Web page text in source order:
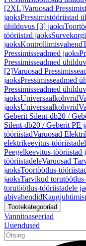
[2XL]Varuosad
jaoksPressimistööriistad
ühilduvus [3] jaoks
tööriistad jaoks
jaoksKontrollimisvahend
Pressimisseadmed jaoks
Pressimisseadmed
[2]Varuosad
jaoksPressimisseadmed
Pressimisseadmed
jaoksUniversaalkohvrid
jaoksUniversaalkohvrid
Geberit Silent-db20 /
Silent-db20 / Geberit PE
tööriistadVaruosad
elektrikeevitus-
Peegelkeevitus-tööriistad
tööriistadeleVaruosad
jaoksToortöötlus-
jaoksTarvikud
torutöötlus-tööriistadele
abivahendid
Tootekategooriad
Vannitoaseeriad
Uuendused